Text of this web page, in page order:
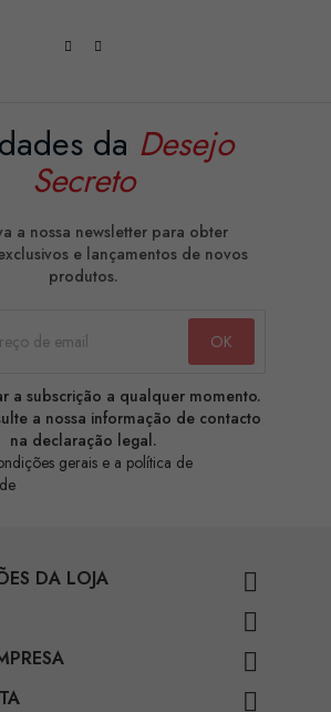
da Desejo
Secreto
a nossa newsletter para obter
e lançamentos de novos
produtos.
a subscrição a qualquer momento.
a nossa informação de contacto
na declaração legal.
gerais e a política de
DA LOJA 


